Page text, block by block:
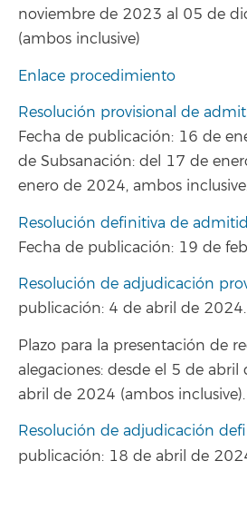
noviembre de 2023 al 05 de
(ambos inclusive)
Enlace procedimiento
Resolución provisional de
Fecha de publicación: 16 de
de Subsanación: del 17 de
enero de 2024, ambos
Resolución definitiva de
Fecha de publicación: 19 de
Resolución de adjudicación
publicación: 4 de abril de 2024.
Plazo para la presentación de
alegaciones: desde el 5 de
abril de 2024 (ambos inclusive).
Resolución de adjudicación
publicación: 18 de abril de